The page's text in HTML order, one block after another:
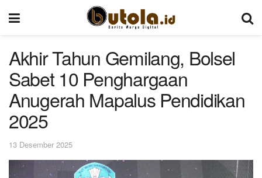
Akhir Tahun Gemilang, Bolsel
Sabet 10 Penghargaan
Anugerah Mapalus Pendidikan
2025
13 Desember 2025